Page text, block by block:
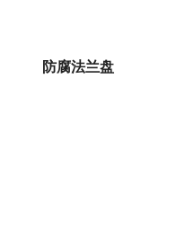
防腐法兰盘